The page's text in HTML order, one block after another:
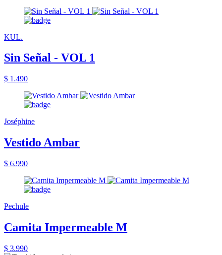
KUL.
Sin Señal - VOL 1
$ 1.490
Joséphine
Vestido Ambar
$ 6.990
Pechule
Camita Impermeable M
$ 3.990